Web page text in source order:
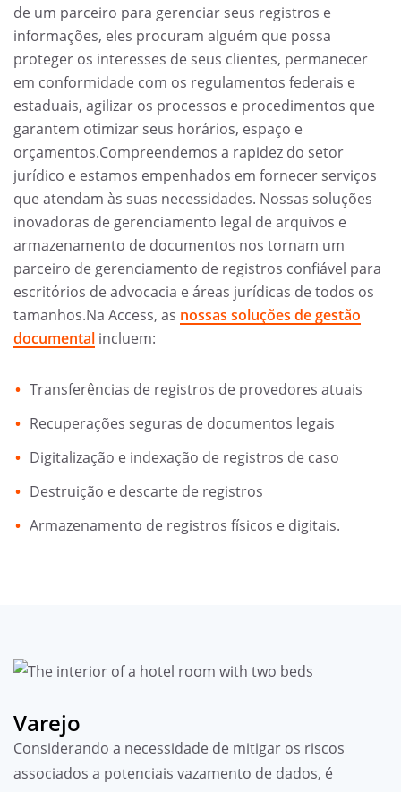
de um parceiro para gerenciar seus registros e
informações, eles procuram alguém que possa
proteger os interesses de seus clientes, permanecer
em conformidade com os regulamentos federais e
estaduais, agilizar os processos e procedimentos que
garantem otimizar seus horários, espaço e
orçamentos.Compreendemos a rapidez do setor
jurídico e estamos empenhados em fornecer serviços
que atendam às suas necessidades. Nossas soluções
inovadoras de gerenciamento legal de arquivos e
armazenamento de documentos nos tornam um
parceiro de gerenciamento de registros confiável para
escritórios de advocacia e áreas jurídicas de todos os
tamanhos.Na Access, as nossas soluções de gestão
documental incluem:
Transferências de registros de provedores atuais
Recuperações seguras de documentos legais
Digitalização e indexação de registros de caso
Destruição e descarte de registros
Armazenamento de registros físicos e digitais.
Varejo
Considerando a necessidade de mitigar os riscos
associados a potenciais vazamento de dados, é